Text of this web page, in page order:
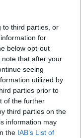
to third parties, or
for
below opt-out
that after your
seeing
utilized by
parties prior to
of the further
third parties on the
information may
the IAB’s List of
para
europeas del
junto con
Iratxe García,
primeros
de Suecia,
la
Nahles, la del
Pamela
el
y otros
Se ha
del 26 de
social para